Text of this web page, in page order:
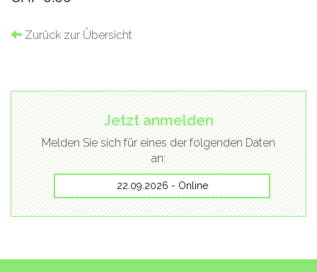
Zurück zur Übersicht
Jetzt anmelden
Melden Sie sich für eines der folgenden Daten
an:
22.09.2026 - Online